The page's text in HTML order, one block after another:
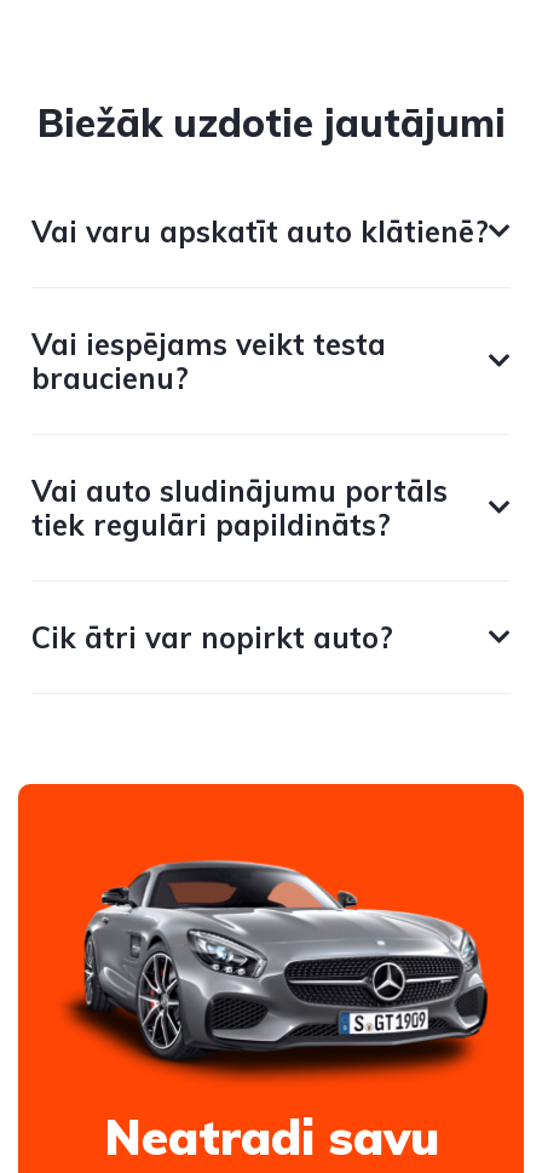
Biežāk uzdotie jautājumi
Vai varu apskatīt auto klātienē?
Vai iespējams veikt testa
braucienu?
Vai auto sludinājumu portāls
tiek regulāri papildināts?
Cik ātri var nopirkt auto?
Neatradi savu